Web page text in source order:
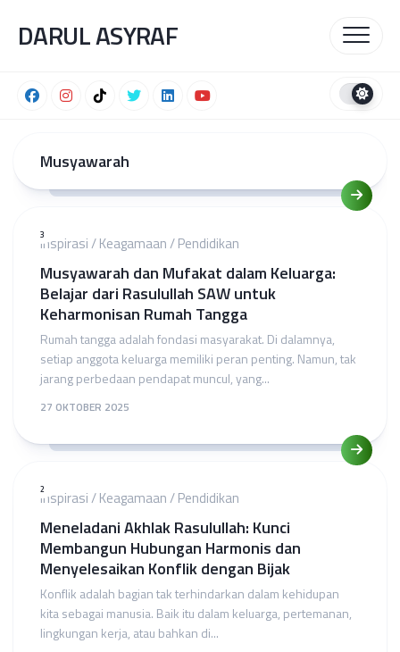
content
DARUL ASYRAF
Musyawarah
3Inspirasi/Keagamaan/Pendidikan
Musyawarah dan Mufakat dalam Keluarga:
Belajar dari Rasulullah SAW untuk
Keharmonisan Rumah Tangga
Rumah tangga adalah fondasi masyarakat. Di dalamnya,
setiap anggota keluarga memiliki peran penting. Namun, tak
jarang perbedaan pendapat muncul, yang...
27 OKTOBER 2025
2Inspirasi/Keagamaan/Pendidikan
Meneladani Akhlak Rasulullah: Kunci
Membangun Hubungan Harmonis dan
Menyelesaikan Konflik dengan Bijak
Konflik adalah bagian tak terhindarkan dalam kehidupan
kita sebagai manusia. Baik itu dalam keluarga, pertemanan,
lingkungan kerja, atau bahkan di...